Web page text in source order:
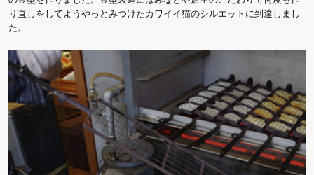
り直しをしてようやっとみつけたカワイイ猫のシルエットに到達しまし
た。